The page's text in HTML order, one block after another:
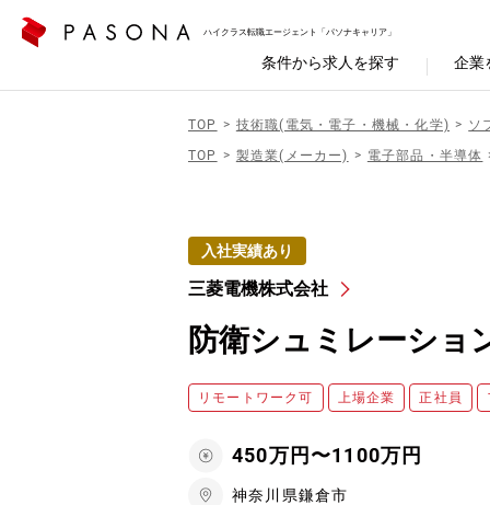
ハイクラス転職エージェント「パソナキャリア」
条件から求人を探す 企業
TOP 技術職(電気・電子・機械・化学)
ソ
TOP
製造業(メーカー) 電子部品・半導体
入社実績あり
三菱電機株式会社
防衛シュミレーショ
リモートワーク可 上場企業 正社員
450万円〜1100万円
神奈川県鎌倉市